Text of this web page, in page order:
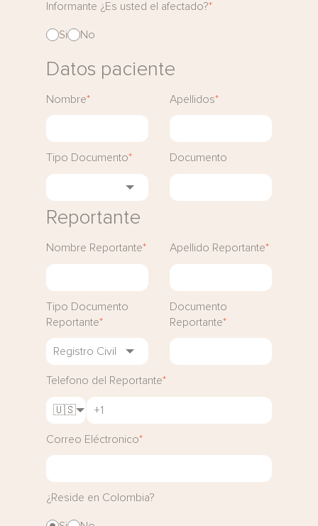
Informante ¿Es usted el afectado?*
Si No
Datos paciente
Nombre* Apellidos*
Tipo Documento* Documento
Reportante
Nombre Reportante* Apellido Reportante*
Tipo Documento
Reportante*
Documento
Reportante*
Telefono del Reportante*
🇺🇸
Correo Eléctronico*
¿Reside en Colombia?